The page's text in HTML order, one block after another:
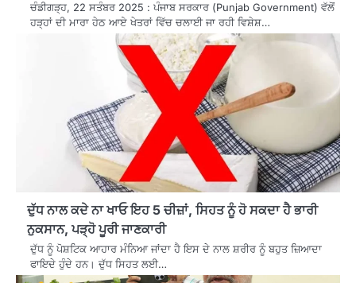
ਚੰਡੀਗੜ੍ਹ, 22 ਸਤੰਬਰ 2025 : ਪੰਜਾਬ ਸਰਕਾਰ (Punjab Government) ਵੱਲੋਂ
ਹੜ੍ਹਾਂ ਦੀ ਮਾਰਾ ਹੇਠ ਆਏ ਖੇਤਰਾਂ ਵਿੱਚ ਚਲਾਈ ਜਾ ਰਹੀ ਵਿਸ਼ੇਸ਼…
ਦੁੱਧ ਨਾਲ ਕਦੇ ਨਾ ਖਾਓ ਇਹ 5 ਚੀਜ਼ਾਂ, ਸਿਹਤ ਨੂੰ ਹੋ ਸਕਦਾ ਹੈ ਭਾਰੀ
ਨੁਕਸਾਨ, ਪੜ੍ਹੋ ਪੂਰੀ ਜਾਣਕਾਰੀ
ਦੁੱਧ ਨੂੰ ਪੋਸ਼ਟਿਕ ਆਹਾਰ ਮੰਨਿਆ ਜਾਂਦਾ ਹੈ ਇਸ ਦੇ ਨਾਲ ਸ਼ਰੀਰ ਨੂੰ ਬਹੁਤ ਜ਼ਿਆਦਾ
ਫਾਇਦੇ ਹੁੰਦੇ ਹਨ। ਦੁੱਧ ਸਿਹਤ ਲਈ…